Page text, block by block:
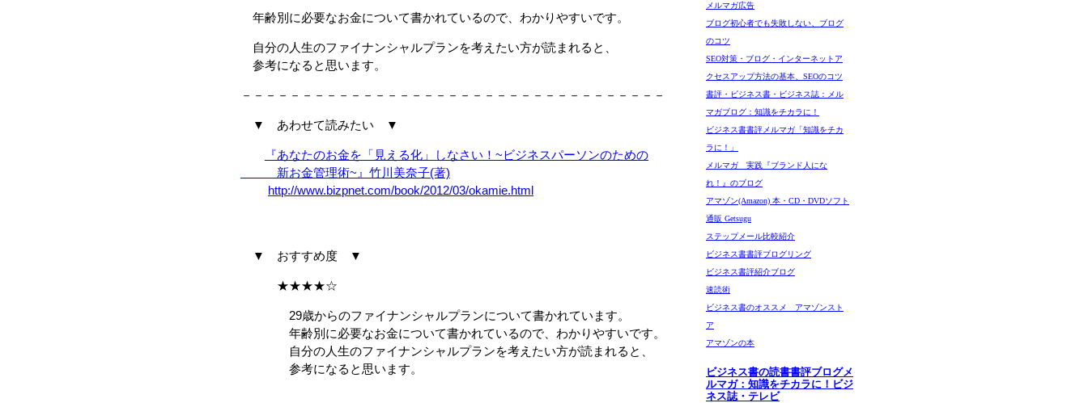
年齢別に必要なお金について書かれているので、わかりやすいです。
自分の人生のファイナンシャルプランを考えたい方が読まれると、
参考になると思います。
－－－－－－－－－－－－－－－－－－－－－－－－－－－－－－－－－－－
▼ あわせて読みたい ▼
『あなたのお金を「見える化」しなさい！~ビジネスパーソンのための
新お金管理術~』竹川美奈子(著)
http://www.bizpnet.com/book/2012/03/okamie.html
▼ おすすめ度 ▼
★★★★☆
29歳からのファイナンシャルプランについて書かれています。
年齢別に必要なお金について書かれているので、わかりやすいです。
自分の人生のファイナンシャルプランを考えたい方が読まれると、
参考になると思います。
メルマガ広告
ブログ初心者でも失敗しない、ブログ
のコツ
SEO対策・ブログ・インターネットア
クセスアップ方法の基本、SEOのコツ
書評・ビジネス書・ビジネス誌：メル
マガブログ：知識をチカラに！
ビジネス書書評メルマガ「知識をチカ
ラに！」
メルマガ 実践『ブランド人にな
れ！』のブログ
アマゾン(Amazon) 本・CD・DVDソフト
通販 Getsugu
ステップメール比較紹介
ビジネス書書評ブログリング
ビジネス書評紹介ブログ
速読術
ビジネス書のオススメ アマゾンスト
ア
アマゾンの本
ビジネス書の読書書評ブログメ
ルマガ：知識をチカラに！ビジ
ネス誌・テレビ